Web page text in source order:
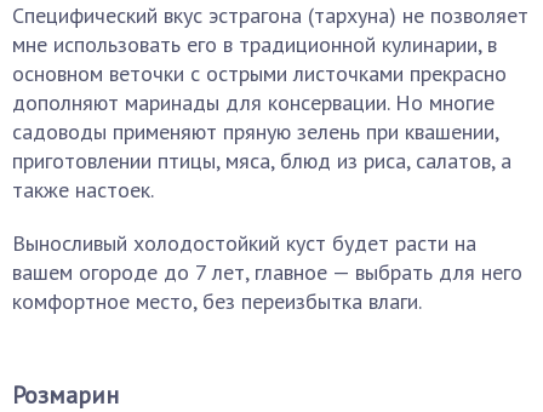
Специфический вкус эстрагона (тархуна) не позволяет
мне использовать его в традиционной кулинарии, в
основном веточки с острыми листочками прекрасно
дополняют маринады для консервации. Но многие
садоводы применяют пряную зелень при квашении,
приготовлении птицы, мяса, блюд из риса, салатов, а
также настоек.
Выносливый холодостойкий куст будет расти на
вашем огороде до 7 лет, главное — выбрать для него
комфортное место, без переизбытка влаги.
Розмарин